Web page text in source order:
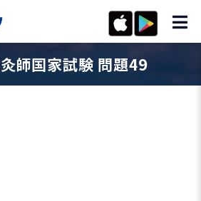
師国家試験 問題49